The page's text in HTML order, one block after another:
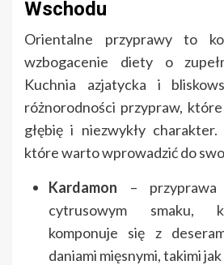
Wschodu
Orientalne przyprawy to
wzbogacenie diety o
Kuchnia azjatycka i
różnorodności przypraw,
głębię i niezwykły
które warto wprowadzić do
Kardamon – przyprawa
cytrusowym smaku,
komponuje się z
daniami mięsnymi, takimi